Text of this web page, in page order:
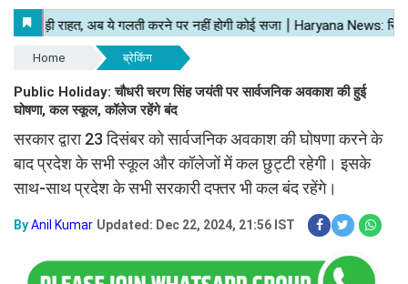
Home ब्रेकिंग
Public Holiday: चौधरी चरण सिंह जयंती पर सार्वजनिक अवकाश की हुई
घोषणा, कल स्कूल, कॉलेज रहेंगे बंद
सरकार द्वारा 23 दिसंबर को सार्वजनिक अवकाश की घोषणा करने के
बाद प्रदेश के सभी स्कूल और कॉलेजों में कल छुट्टी रहेगी। इसके
साथ-साथ प्रदेश के सभी सरकारी दफ्तर भी कल बंद रहेंगे।
ByAnil Kumar Updated: Dec 22, 2024, 21:56 IST